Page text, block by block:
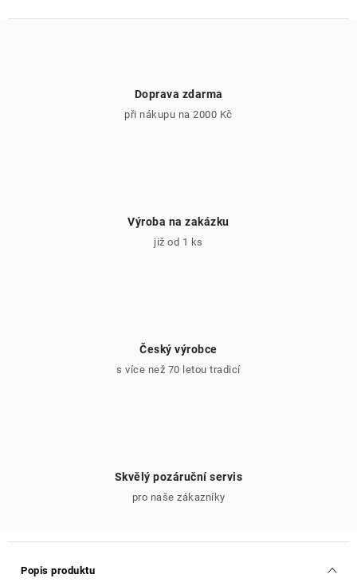
Doprava zdarma
při nákupu na 2000 Kč
Výroba na zakázku
již od 1 ks
Český výrobce
s více než 70 letou tradicí
Skvělý pozáruční servis
pro naše zákazníky
Popis produktu